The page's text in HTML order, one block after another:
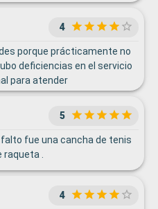
4
porque prácticamente no
deficiencias en el servicio
para atender
y comida. Eché de
que en otros barcos había.
importante de los pasajeros
5
fue una cancha de tenis
raqueta .
4